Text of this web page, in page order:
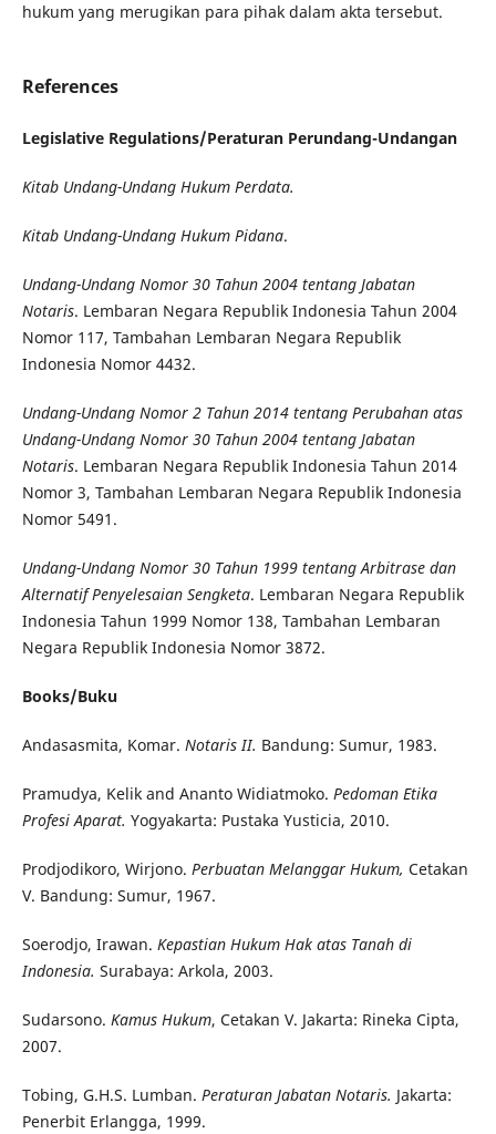
hukum yang merugikan para pihak dalam akta tersebut.
References
Legislative Regulations/Peraturan Perundang-Undangan
Kitab Undang-Undang Hukum Perdata.
Kitab Undang-Undang Hukum Pidana.
Undang-Undang Nomor 30 Tahun 2004 tentang Jabatan
Notaris. Lembaran Negara Republik Indonesia Tahun 2004
Nomor 117, Tambahan Lembaran Negara Republik
Indonesia Nomor 4432.
Undang-Undang Nomor 2 Tahun 2014 tentang Perubahan atas
Undang-Undang Nomor 30 Tahun 2004 tentang Jabatan
Notaris. Lembaran Negara Republik Indonesia Tahun 2014
Nomor 3, Tambahan Lembaran Negara Republik Indonesia
Nomor 5491.
Undang-Undang Nomor 30 Tahun 1999 tentang Arbitrase dan
Alternatif Penyelesaian Sengketa. Lembaran Negara Republik
Indonesia Tahun 1999 Nomor 138, Tambahan Lembaran
Negara Republik Indonesia Nomor 3872.
Books/Buku
Andasasmita, Komar. Notaris II. Bandung: Sumur, 1983.
Pramudya, Kelik and Ananto Widiatmoko. Pedoman Etika
Profesi Aparat. Yogyakarta: Pustaka Yusticia, 2010.
Prodjodikoro, Wirjono. Perbuatan Melanggar Hukum, Cetakan
V. Bandung: Sumur, 1967.
Soerodjo, Irawan. Kepastian Hukum Hak atas Tanah di
Indonesia. Surabaya: Arkola, 2003.
Sudarsono. Kamus Hukum, Cetakan V. Jakarta: Rineka Cipta,
2007.
Tobing, G.H.S. Lumban. Peraturan Jabatan Notaris. Jakarta:
Penerbit Erlangga, 1999.